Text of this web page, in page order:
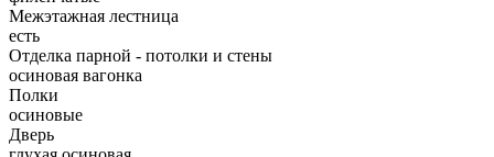
Межэтажная лестница
есть
Отделка парной - потолки и стены
осиновая вагонка
Полки
осиновые
Дверь